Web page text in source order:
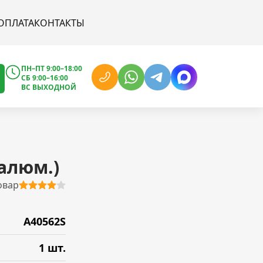
КОНТАКТЫ
ПН–ПТ 9:00–18:00
СБ 9:00–16:00
ВС ВЫХОДНОЙ
A40562S
1 шт.